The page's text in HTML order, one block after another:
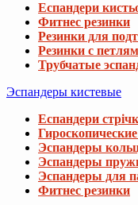
Еспандери
Фитнес резинки
Резинки для
Резинки с
Трубчатые
Эспандеры кистевые
Еспандери
Эспандеры
Эспандеры
Эспандеры для
Фитнес резинки